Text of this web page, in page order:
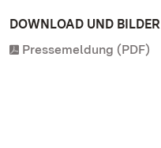
DOWNLOAD UND BILDER
Pressemeldung (PDF)